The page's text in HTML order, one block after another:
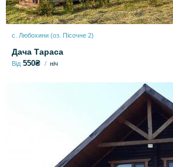
с. Любохини (оз. Пісочне 2)
Дача Тараса
Від 550₴ ніч